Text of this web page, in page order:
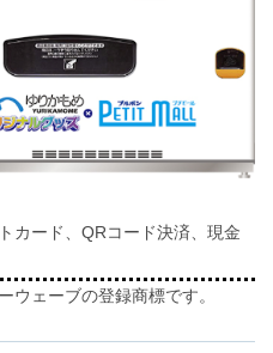
カード、QRコード決済、現金
ェーブの登録商標です。